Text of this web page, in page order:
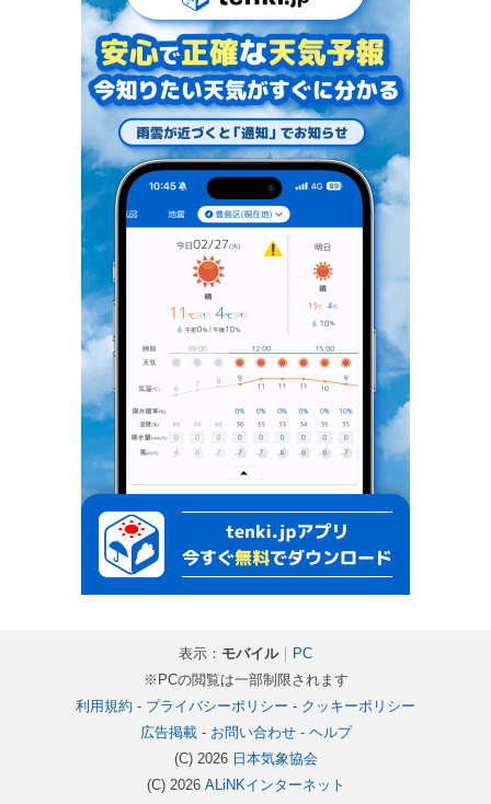
表示： モバイル｜
PC
※PCの閲覧は一部制限されます
利用規約 - プライバシーポリシー - クッキーポリシー
広告掲載- お問い合わせ- ヘルプ
(C) 2026 日本気象協会
(C) 2026 ALiNKインターネット